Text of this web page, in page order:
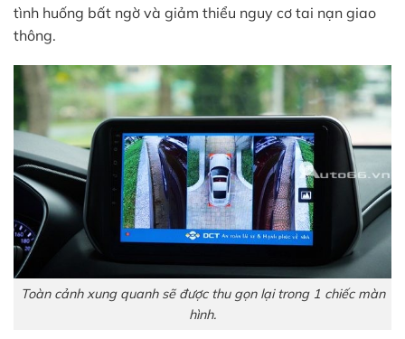
tình huống bất ngờ và giảm thiểu nguy cơ tai nạn giao
thông.
Toàn cảnh xung quanh sẽ được thu gọn lại trong 1 chiếc màn
hình.